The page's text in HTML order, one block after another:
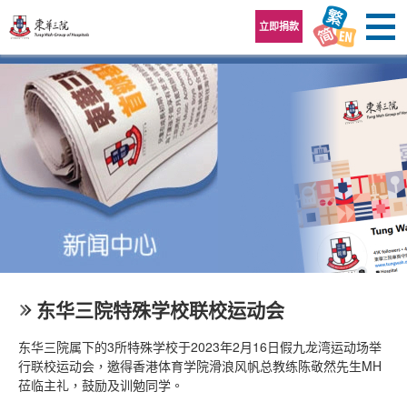
立即捐款
东华三院特殊学校联校运动会
东华三院属下的3所特殊学校于2023年2月16日假九龙湾运动场举
行联校运动会，邀得香港体育学院滑浪风帆总教练陈敬然先生MH
莅临主礼，鼓励及训勉同学。